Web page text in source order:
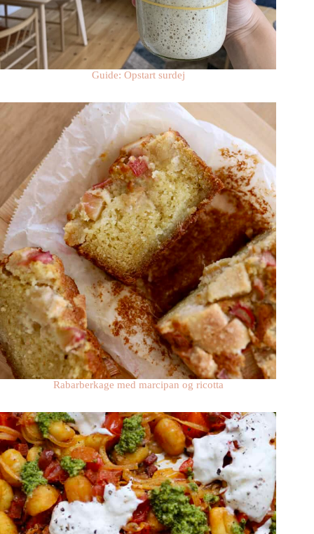
Guide: Opstart surdej
Rabarberkage med marcipan og ricotta